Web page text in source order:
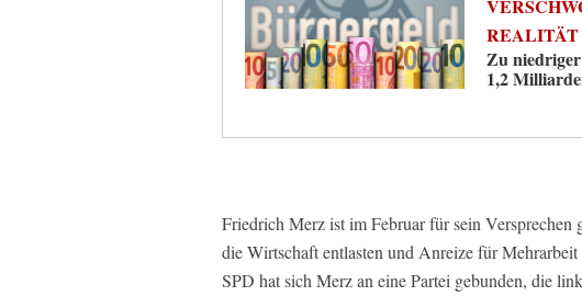
REALITÄT
Zu
1,2
Friedrich Merz ist im Februar für sein Versprechen
die Wirtschaft entlasten und Anreize für
SPD hat sich Merz an eine Partei gebunden, die